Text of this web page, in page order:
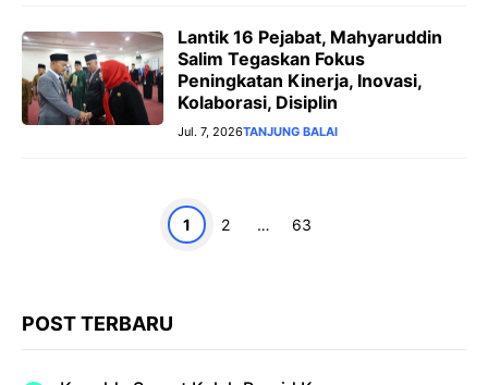
Lantik 16 Pejabat, Mahyaruddin
Salim Tegaskan Fokus
Peningkatan Kinerja, Inovasi,
Kolaborasi, Disiplin
Jul. 7, 2026TANJUNG BALAI
Halaman
1 Halaman
2 … Halaman
63
POST TERBARU